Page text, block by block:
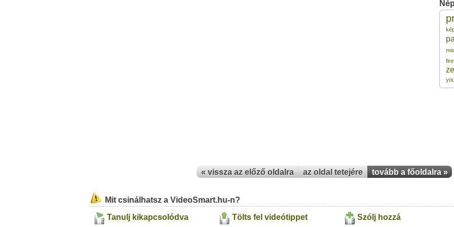
3
3
« vissza az előző oldalra az oldal tetejére tovább a főoldalra »
Mit csinálhatsz a VideoSmart.hu-n?
Tanulj kikapcsolódva
Tölts fel videótippet Szólj hozzá